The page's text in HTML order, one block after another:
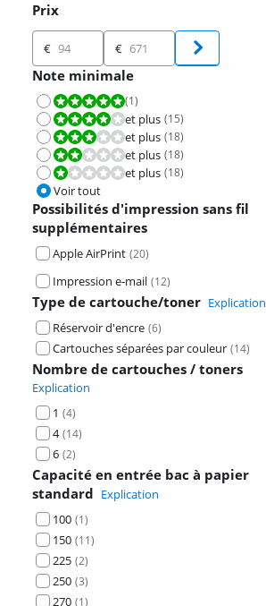
Prix
Prix
€ €
Note minimale
La note est 10 sur 10.
(1)
La note est 8,0 sur 10.
et plus (15)
La note est 6,0 sur 10.
et plus (18)
La note est 4,0 sur 10.
et plus (18)
La note est 2,0 sur 10.
et plus (18)
Voir tout
Possibilités d'impression sans fil
supplémentaires
Apple AirPrint (20)
Impression e-mail (12)
Type de cartouche/toner Explication
Réservoir d'encre (6)
Cartouches séparées par couleur (14)
Nombre de cartouches / toners
Explication
1 (4)
4 (14)
6 (2)
Capacité en entrée bac à papier
standard Explication
100 (1)
150 (11)
225 (2)
250 (3)
270 (1)